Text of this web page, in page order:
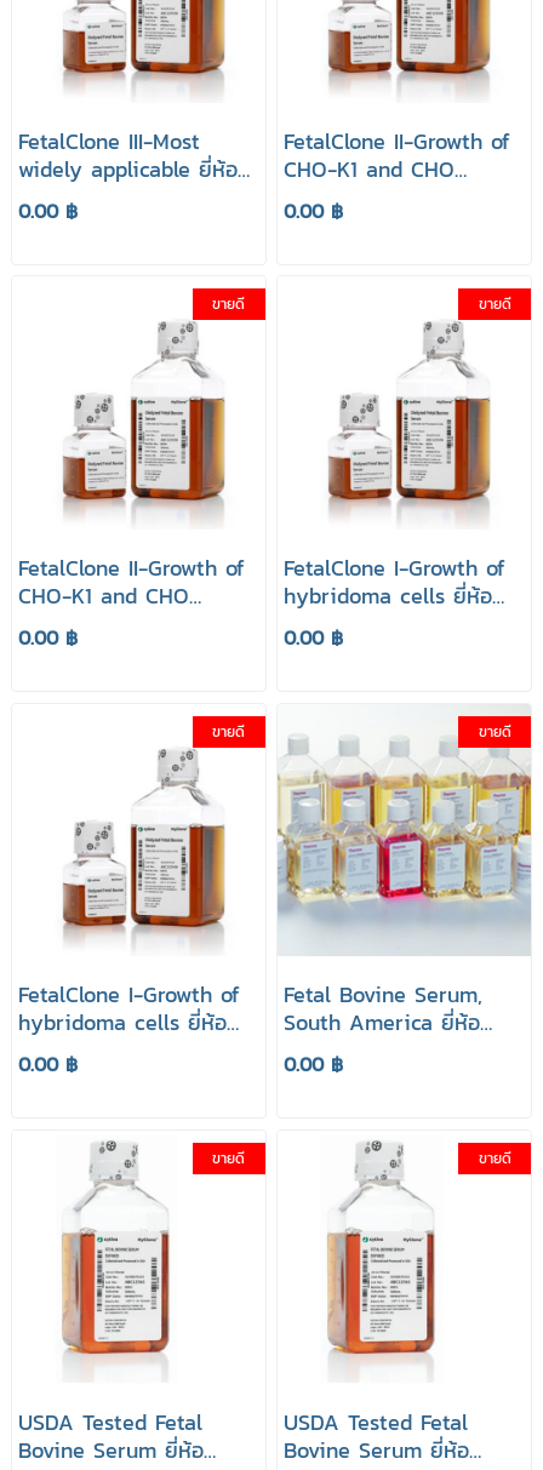
FetalClone III-Most
widely applicable ยี่ห้อ
HyClone
0.00 ฿
FetalClone II-Growth of
CHO-K1 and CHO
derivatives ยี่ห้อ
HyClone
0.00 ฿
ขายดี
FetalClone II-Growth of
CHO-K1 and CHO
derivatives ยี่ห้อ
HyClone
0.00 ฿
ขายดี
FetalClone I-Growth of
hybridoma cells ยี่ห้อ
HyClone
0.00 ฿
ขายดี
FetalClone I-Growth of
hybridoma cells ยี่ห้อ
HyClone
0.00 ฿
ขายดี
Fetal Bovine Serum,
South America ยี่ห้อ
HyClone
0.00 ฿
ขายดี
USDA Tested Fetal
Bovine Serum ยี่ห้อ
ขายดี
USDA Tested Fetal
Bovine Serum ยี่ห้อ